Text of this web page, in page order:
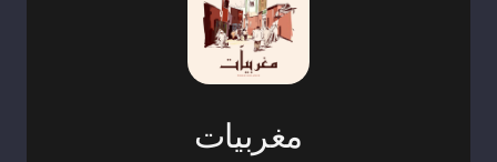
مغربيات